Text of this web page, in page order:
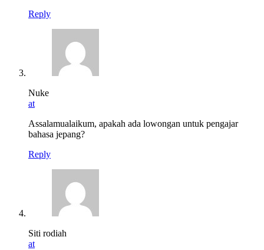
Reply
Nuke
at
Assalamualaikum, apakah ada lowongan untuk pengajar
bahasa jepang?
Reply
Siti rodiah
at